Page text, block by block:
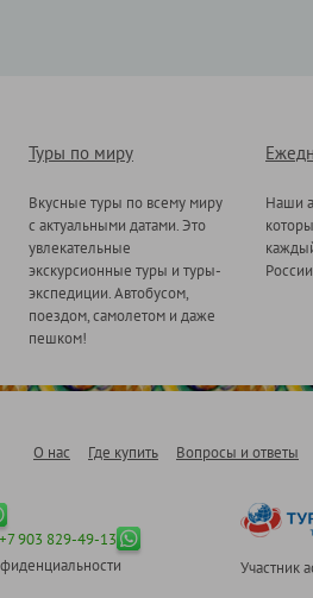
Туры по миру
Вкусные туры по всему миру
с актуальными датами. Это
увлекательные
экскурсионные туры и туры-
экспедиции. Автобусом,
поездом, самолетом и даже
пешком!
Наши
О нас Где купить Вопросы и ответы
+7 903 829-49-13
Участник